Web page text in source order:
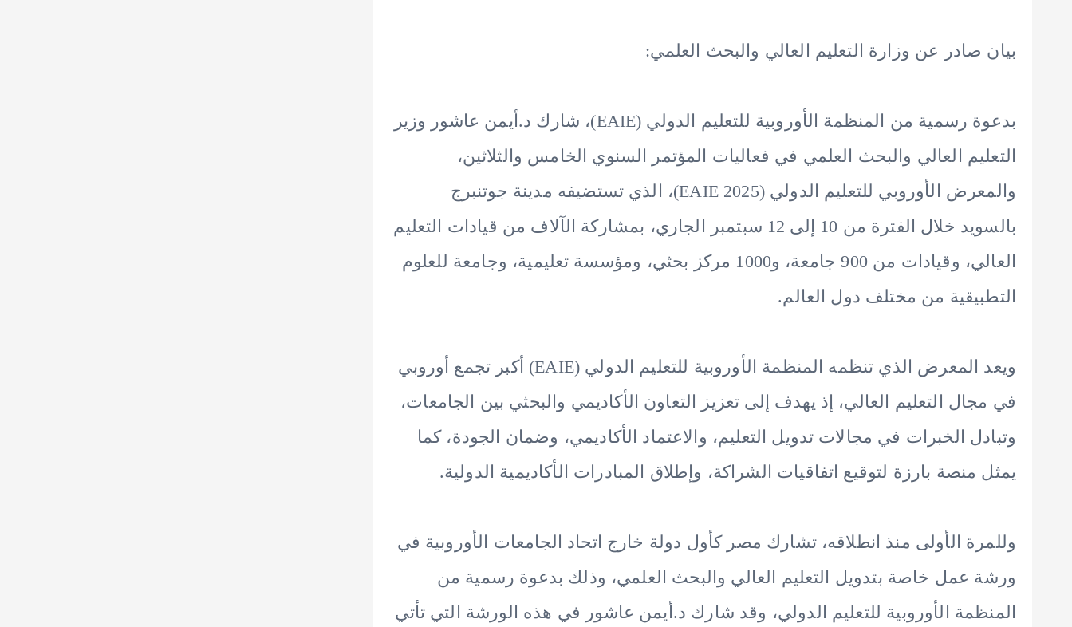
بيان صادر عن وزارة التعليم العالي والبحث العلمي:
بدعوة رسمية من المنظمة الأوروبية للتعليم الدولي (EAIE)، شارك د.أيمن عاشور وزير
التعليم العالي والبحث العلمي في فعاليات المؤتمر السنوي الخامس والثلاثين،
والمعرض الأوروبي للتعليم الدولي (EAIE 2025)، الذي تستضيفه مدينة جوتنبرج
بالسويد خلال الفترة من 10 إلى 12 سبتمبر الجاري، بمشاركة الآلاف من قيادات التعليم
العالي، وقيادات من 900 جامعة، و1000 مركز بحثي، ومؤسسة تعليمية، وجامعة للعلوم
التطبيقية من مختلف دول العالم.
ويعد المعرض الذي تنظمه المنظمة الأوروبية للتعليم الدولي (EAIE) أكبر تجمع أوروبي
في مجال التعليم العالي، إذ يهدف إلى تعزيز التعاون الأكاديمي والبحثي بين الجامعات،
وتبادل الخبرات في مجالات تدويل التعليم، والاعتماد الأكاديمي، وضمان الجودة، كما
يمثل منصة بارزة لتوقيع اتفاقيات الشراكة، وإطلاق المبادرات الأكاديمية الدولية.
وللمرة الأولى منذ انطلاقه، تشارك مصر كأول دولة خارج اتحاد الجامعات الأوروبية في
ورشة عمل خاصة بتدويل التعليم العالي والبحث العلمي، وذلك بدعوة رسمية من
المنظمة الأوروبية للتعليم الدولي، وقد شارك د.أيمن عاشور في هذه الورشة التي تأتي